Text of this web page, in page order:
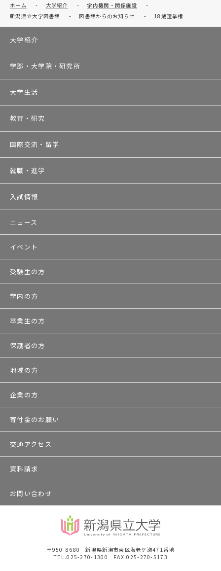
ホーム - 大学紹介 - 学内機関・関係施設
-
新潟県立大学図書館
- 図書館からのお知らせ - 18歳選挙権
大学紹介
学部・大学院・研究所
大学生活
教育・研究
国際交流・留学
就職・進学
入試情報
ニュース
イベント
受験生の方
学内の方
卒業生の方
保護者の方
地域の方
企業の方
寄付金のお願い
交通アクセス
資料請求
お問い合わせ
〒950-8680 新潟県新潟市東区海老ケ瀬471番地
TEL.025-270-1300 FAX.025-270-5173